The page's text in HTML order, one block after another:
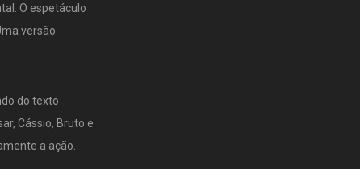
O espetáculo
versão
do texto
Cássio, Bruto e
a ação.